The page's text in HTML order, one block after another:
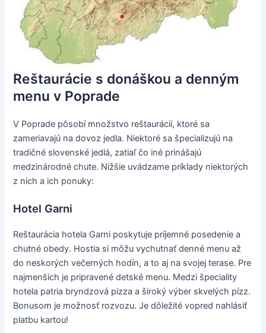
Reštaurácie s donáškou a denným
menu v Poprade
V Poprade pôsobí množstvo reštaurácií, ktoré sa
zameriavajú na dovoz jedla. Niektoré sa špecializujú na
tradičné slovenské jedlá, zatiaľ čo iné prinášajú
medzinárodné chute. Nižšie uvádzame príklady niektorých
z nich a ich ponuky:
Hotel Garni
Reštaurácia hotela Garni poskytuje príjemné posedenie a
chutné obedy. Hostia si môžu vychutnať denné menu až
do neskorých večerných hodín, a to aj na svojej terase. Pre
najmenších je pripravené detské menu. Medzi špeciality
hotela patria bryndzová pizza a široký výber skvelých pízz.
Bonusom je možnosť rozvozu. Je dôležité vopred nahlásiť
platbu kartou!